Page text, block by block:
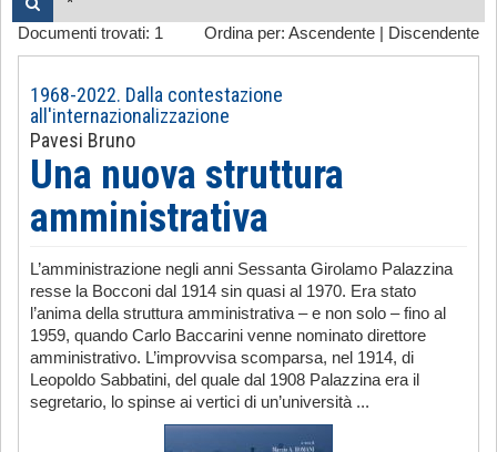
1968-2022 Dalla contestazione all'internazionalizzazione
-
Ordina per: Ascendente Discendente
Documenti trovati: 1
1968-2022. Dalla contestazione
all'internazionalizzazione
Pavesi Bruno
Una nuova struttura
amministrativa
L’amministrazione negli anni Sessanta Girolamo Palazzina
resse la Bocconi dal 1914 sin quasi al 1970. Era stato
l’anima della struttura amministrativa – e non solo – fino al
1959, quando Carlo Baccarini venne nominato direttore
amministrativo. L’improvvisa scomparsa, nel 1914, di
Leopoldo Sabbatini, del quale dal 1908 Palazzina era il
segretario, lo spinse ai vertici di un’università ...